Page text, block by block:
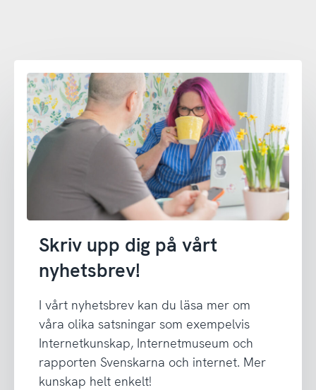
Skriv upp dig på vårt
nyhetsbrev!
I vårt nyhetsbrev kan du läsa mer om
våra olika satsningar som exempelvis
Internetkunskap, Internetmuseum och
rapporten Svenskarna och internet. Mer
kunskap helt enkelt!